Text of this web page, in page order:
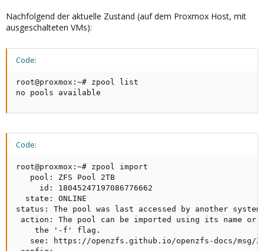
Nachfolgend der aktuelle Zustand (auf dem Proxmox Host, mit
ausgeschalteten VMs):
Code:
root@proxmox:~# zpool list
no pools available
Code:
root@proxmox:~# zpool import
   pool: ZFS Pool 2TB
     id: 18045247197086776662
  state: ONLINE
status: The pool was last accessed by another
action: The pool can be imported using its name or
    the '-f' flag.
see: https://openzfs.github.io/openzfs-docs/msg/